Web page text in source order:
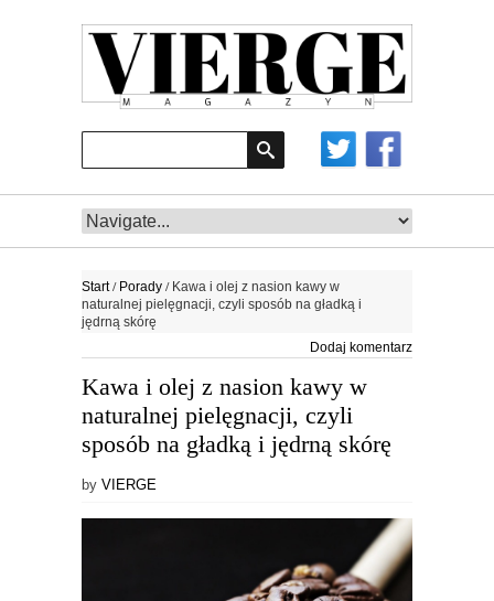
Start/ Porady / Kawa i olej z nasion kawy w
naturalnej pielęgnacji, czyli sposób na gładką i
jędrną skórę
Dodaj komentarz
Kawa i olej z nasion kawy w
naturalnej pielęgnacji, czyli
sposób na gładką i jędrną skórę
by VIERGE